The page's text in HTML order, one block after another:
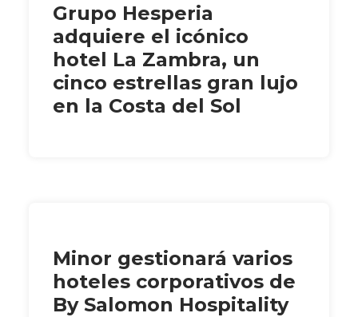
Grupo Hesperia
adquiere el icónico
hotel La Zambra, un
cinco estrellas gran lujo
en la Costa del Sol
Minor gestionará varios
hoteles corporativos de
By Salomon Hospitality